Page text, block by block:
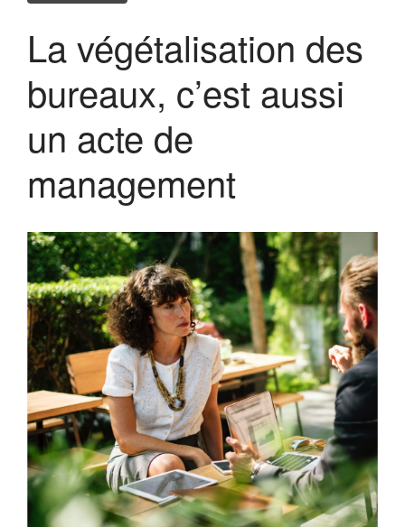
Forum 2022
PRIX MR21 : APPEL A
CANDIDATURES 2022
Forum 2021
Forum 2018
Forum 2017
Contact
Forum 2026
Forum MR21 2026
Dialogue MR21 – Stop au culte
de la performance dans
l’entreprise
Dialogue MR12 – La CS3D :
Force ou talon d’Achille des
entreprises européennes ?
Dialogues MR21 « Le spatial
au service du monde marin ? »
La végétalisation des
bureaux, c’est aussi
un acte de
management